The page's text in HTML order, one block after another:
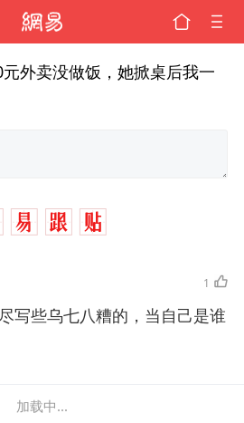
外卖没做饭，她掀桌后我一
1
写些乌七八糟的，当自己是谁
加载中...